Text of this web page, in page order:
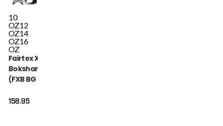
10
OZ12
OZ14
OZ16
OZ
Fairtex X Booster
Bokshandschoenen
(FXB BG V2 BK GR
158.95